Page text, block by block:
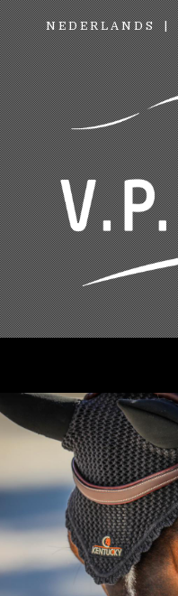
NEDERLANDS